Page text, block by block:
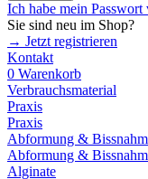
Ich habe mein Passwort
Sie sind neu im Shop?
→ Jetzt registrieren
Kontakt
0 Warenkorb
Verbrauchsmaterial
Praxis
Praxis
Abformung &
Abformung &
Alginate